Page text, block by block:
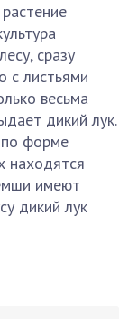
сразу
с листьями
весьма
дикий лук.
форме
находятся
имеют
дикий лук